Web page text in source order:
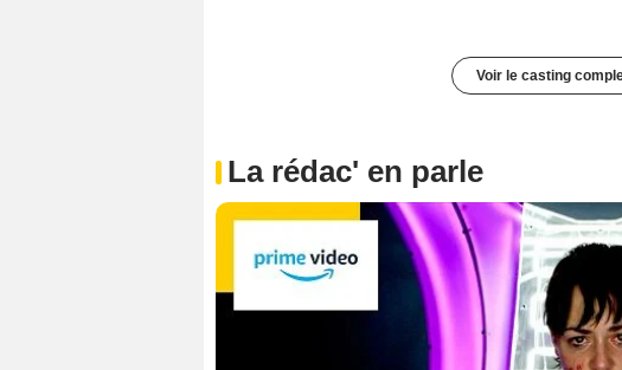
Voir le casting
La rédac' en parle